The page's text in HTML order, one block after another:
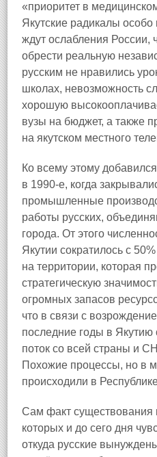
«приоритет в
Якутские радикалы особо
ждут ослабления России,
обрести реальную
русским не нравились
школах, невозможность
хорошую
вузы на бюджет, а также
на якутском местного
Ко всему этому
в 1990-е, когда
промышленные
работы русских,
города. От этого
Якутии сократилось с
на территории, которая
стратегическую
огромных запасов
что в связи с
последние годы в
поток со всей страны и
Похожие процессы, но в
происходили в
Сам факт существования
которых и до сего дня
откуда русские